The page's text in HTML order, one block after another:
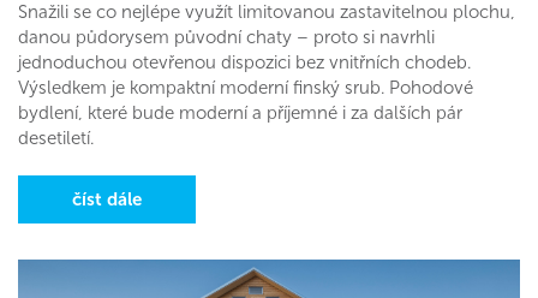
Snažili se co nejlépe využít limitovanou zastavitelnou plochu,
danou půdorysem původní chaty – proto si navrhli
jednoduchou otevřenou dispozici bez vnitřních chodeb.
Výsledkem je kompaktní moderní finský srub. Pohodové
bydlení, které bude moderní a příjemné i za dalších pár
desetiletí.
číst dále